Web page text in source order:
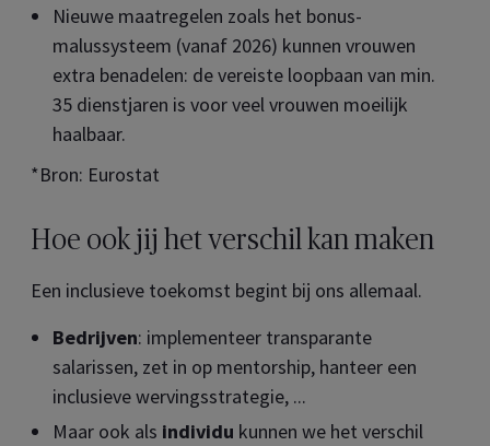
Nieuwe maatregelen zoals het bonus-
malussysteem (vanaf 2026) kunnen vrouwen
extra benadelen: de vereiste loopbaan van min.
35 dienstjaren is voor veel vrouwen moeilijk
haalbaar.
*Bron: Eurostat
Hoe ook jij het verschil kan maken
Een inclusieve toekomst begint bij ons allemaal.
Bedrijven: implementeer transparante
salarissen, zet in op mentorship, hanteer een
inclusieve wervingsstrategie, ...
Maar ook als individu kunnen we het verschil